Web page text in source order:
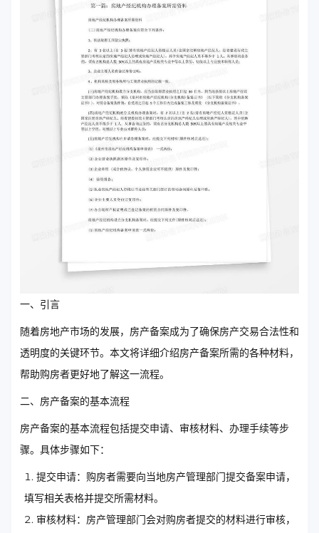
一、引言
随着房地产市场的发展，房产备案成为了确保房产交易合法性和
透明度的关键环节。本文将详细介绍房产备案所需的各种材料，
帮助购房者更好地了解这一流程。
二、房产备案的基本流程
房产备案的基本流程包括提交申请、审核材料、办理手续等步
骤。具体步骤如下：
提交申请：购房者需要向当地房产管理部门提交备案申请，
填写相关表格并提交所需材料。
审核材料：房产管理部门会对购房者提交的材料进行审核，